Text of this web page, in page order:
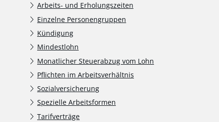
Arbeits- und Erholungszeiten
Einzelne Personengruppen
Kündigung
Mindestlohn
Monatlicher Steuerabzug vom Lohn
Pflichten im Arbeitsverhältnis
Sozialversicherung
Spezielle Arbeitsformen
Tarifverträge